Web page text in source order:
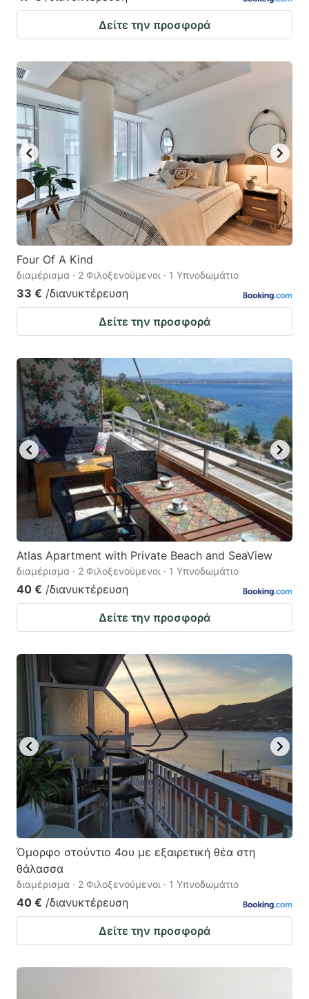
Δείτε την προσφορά
Four Of A Kind
διαμέρισμα · 2 Φιλοξενούμενοι · 1 Υπνοδωμάτιο
33 € /διανυκτέρευση
Δείτε την προσφορά
Atlas Apartment with Private Beach and SeaView
διαμέρισμα · 2 Φιλοξενούμενοι · 1 Υπνοδωμάτιο
40 € /διανυκτέρευση
Δείτε την προσφορά
Όμορφο στούντιο 4ου με εξαιρετική θέα στη
θάλασσα
διαμέρισμα · 2 Φιλοξενούμενοι · 1 Υπνοδωμάτιο
40 € /διανυκτέρευση
Δείτε την προσφορά